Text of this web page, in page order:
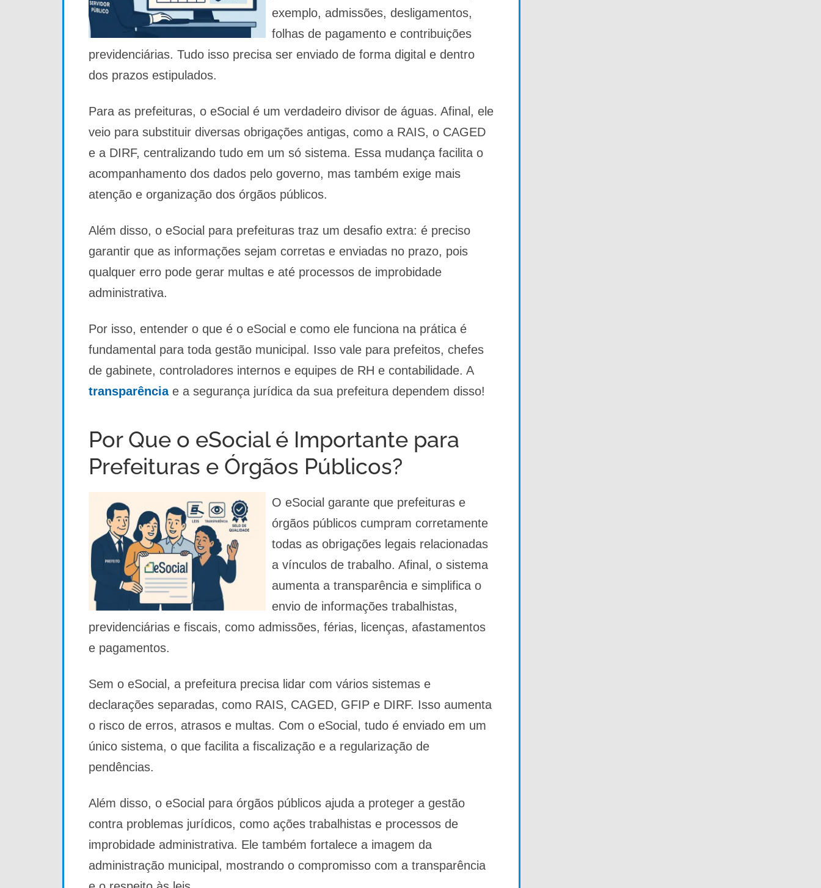
exemplo, admissões, desligamentos,
folhas de pagamento e contribuições
previdenciárias. Tudo isso precisa ser enviado de forma digital e dentro
dos prazos estipulados.
Para as prefeituras, o eSocial é um verdadeiro divisor de águas. Afinal, ele
veio para substituir diversas obrigações antigas, como a RAIS, o CAGED
e a DIRF, centralizando tudo em um só sistema. Essa mudança facilita o
acompanhamento dos dados pelo governo, mas também exige mais
atenção e organização dos órgãos públicos.
Além disso, o eSocial para prefeituras traz um desafio extra: é preciso
garantir que as informações sejam corretas e enviadas no prazo, pois
qualquer erro pode gerar multas e até processos de improbidade
administrativa.
Por isso, entender o que é o eSocial e como ele funciona na prática é
fundamental para toda gestão municipal. Isso vale para prefeitos, chefes
de gabinete, controladores internos e equipes de RH e contabilidade. A
transparênciae a segurança jurídica da sua prefeitura dependem disso!
Por Que o eSocial é Importante para
Prefeituras e Órgãos Públicos?
O eSocial garante que prefeituras e
órgãos públicos cumpram corretamente
todas as obrigações legais relacionadas
a vínculos de trabalho. Afinal, o sistema
aumenta a transparência e simplifica o
envio de informações trabalhistas,
previdenciárias e fiscais, como admissões, férias, licenças, afastamentos
e pagamentos.
Sem o eSocial, a prefeitura precisa lidar com vários sistemas e
declarações separadas, como RAIS, CAGED, GFIP e DIRF. Isso aumenta
o risco de erros, atrasos e multas. Com o eSocial, tudo é enviado em um
único sistema, o que facilita a fiscalização e a regularização de
pendências.
Além disso, o eSocial para órgãos públicos ajuda a proteger a gestão
contra problemas jurídicos, como ações trabalhistas e processos de
improbidade administrativa. Ele também fortalece a imagem da
administração municipal, mostrando o compromisso com a transparência